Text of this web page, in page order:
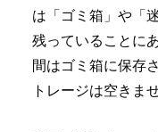
は「ゴミ箱」や「
残っていることに
間はゴミ箱に保存
トレージは空きま